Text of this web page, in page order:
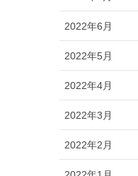
2022年6月
2022年5月
2022年4月
2022年3月
2022年2月